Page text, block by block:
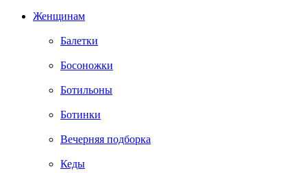
Женщинам
Балетки
Босоножки
Ботильоны
Ботинки
Вечерняя подборка
Кеды